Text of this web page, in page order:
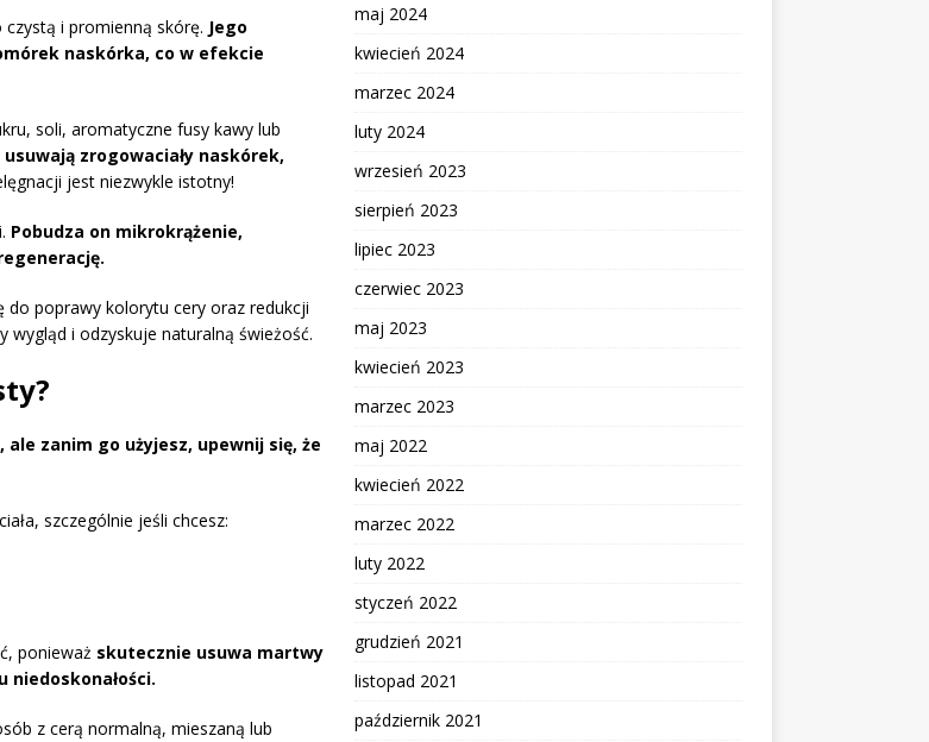
i promienną skórę. Jego
naskórka, co w efekcie
soli, aromatyczne fusy kawy lub
zrogowaciały naskórek,
jest niezwykle istotny!
Pobudza on mikrokrążenie,
do poprawy kolorytu cery oraz redukcji
i odzyskuje naturalną świeżość.
zanim go użyjesz, upewnij się, że
szczególnie jeśli chcesz:
ponieważ skutecznie usuwa martwy
z cerą normalną, mieszaną lub
maj 2024
kwiecień 2024
marzec 2024
luty 2024
wrzesień 2023
sierpień 2023
lipiec 2023
czerwiec 2023
maj 2023
kwiecień 2023
marzec 2023
maj 2022
kwiecień 2022
marzec 2022
luty 2022
styczeń 2022
grudzień 2021
listopad 2021
październik 2021